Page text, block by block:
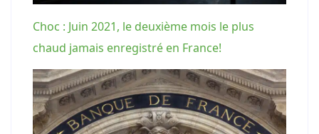
Choc : Juin 2021, le deuxième mois le plus
chaud jamais enregistré en France!